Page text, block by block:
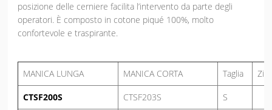
posizione delle cerniere facilita l’intervento da parte degli
operatori. È composto in cotone piqué 100%, molto
confortevole e traspirante.
MANICA LUNGA MANICA CORTA Taglia Zip
CTSF200S CTSF203S S